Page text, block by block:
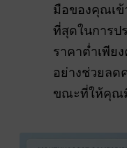
มือของคุณเ
ที่สุดในการป
ราคาต่ำเพีย
อย่างช่วยลด
ขณะที่ให้คุณ